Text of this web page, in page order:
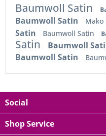
Baumwoll Satin
Baumwoll Satin Mako
Satin
Baumwoll Satin
Satin
Baumwoll
Baumwoll Satin
Social
Shop Service